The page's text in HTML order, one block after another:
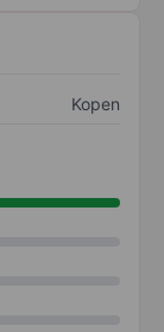
Kopen